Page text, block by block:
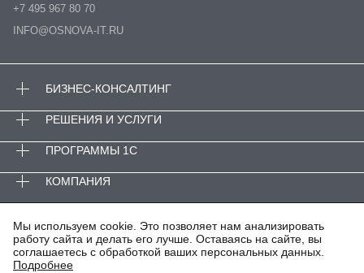
+7 495 967 80 70
INFO@OSNOVA-IT.RU
БИЗНЕС-КОНСАЛТИНГ
РЕШЕНИЯ И УСЛУГИ
ПРОГРАММЫ 1С
КОМПАНИЯ
© ООО «ОСНОВА-АйТи»
ПОЛИТИКА КОНФИДЕНЦИАЛЬНОСТИ
АНТИКОРРУПЦИОННАЯ ПОЛИТИКА
ИТ-АККРЕДИТАЦИЯ
Мы используем cookie. Это позволяет нам анализировать
работу сайта и делать его лучше. Оставаясь на сайте, вы
соглашаетесь с обработкой ваших персональных данных.
Подробнее